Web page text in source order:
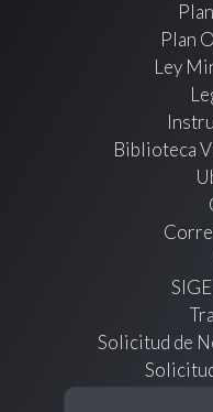
Plan
Ley
Biblioteca
Solicitud de